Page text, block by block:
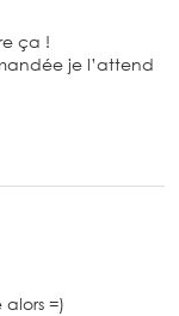
ça !
je l’attend
=)